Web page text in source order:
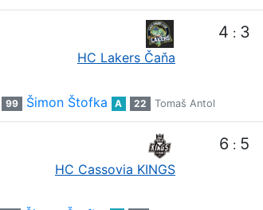
HC Lakers Čaňa
4 : 3
99 Šimon Štofka A 22 Tomaš Antol
HC Cassovia KINGS
6 : 5